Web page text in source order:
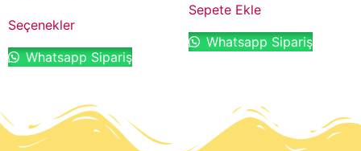
Seçenekler
Whatsapp Sipariş
Sepete Ekle
Whatsapp Sipariş